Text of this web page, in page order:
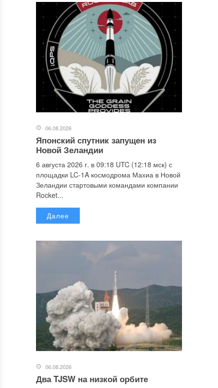
06.08.2026
Японский спутник запущен из
Новой Зеландии
6 августа 2026 г. в 09:18 UTC (12:18 мск) с
площадки LC-1A космодрома Махиа в Новой
Зеландии стартовыми командами компании
Rocket...
Далее
06.08.2026
Два TJSW на низкой орбите